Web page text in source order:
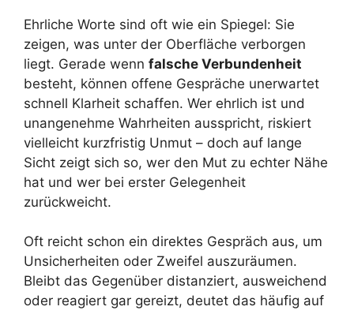
Ehrliche Worte sind oft wie ein Spiegel: Sie
zeigen, was unter der Oberfläche verborgen
liegt. Gerade wenn falsche Verbundenheit
besteht, können offene Gespräche unerwartet
schnell Klarheit schaffen. Wer ehrlich ist und
unangenehme Wahrheiten ausspricht, riskiert
vielleicht kurzfristig Unmut – doch auf lange
Sicht zeigt sich so, wer den Mut zu echter Nähe
hat und wer bei erster Gelegenheit
zurückweicht.
Oft reicht schon ein direktes Gespräch aus, um
Unsicherheiten oder Zweifel auszuräumen.
Bleibt das Gegenüber distanziert, ausweichend
oder reagiert gar gereizt, deutet das häufig auf